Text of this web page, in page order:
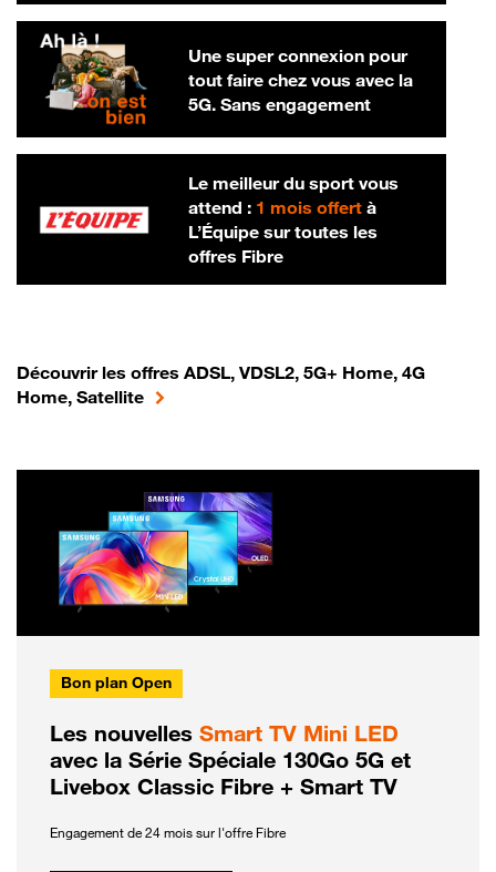
Une super connexion pour
tout faire chez vous avec la
5G. Sans engagement
Le meilleur du sport vous
attend : 1 mois offertà
L’Équipe sur toutes les
offres Fibre
Découvrir les offres ADSL, VDSL2, 5G+ Home, 4G
Home, Satellite
Bon plan Open
Les nouvelles Smart TV Mini LED
avec la Série Spéciale 130Go 5G et
Livebox Classic Fibre + Smart TV
Engagement de 24 mois sur l'offre Fibre